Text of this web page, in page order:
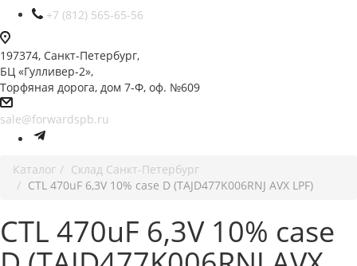
+7 (812) 565-65-56
197374, Санкт-Петербург,
БЦ «Гулливер-2»,
Торфяная дорога, дом 7-Ф, оф. №609
sale@forwardspb.ru
Каталог
Cклад Санкт-Петербург
CTL 470uF 6,3V 10% case D (TAJD477K006RNJ AVX LPF)
CTL 470uF 6,3V 10% case